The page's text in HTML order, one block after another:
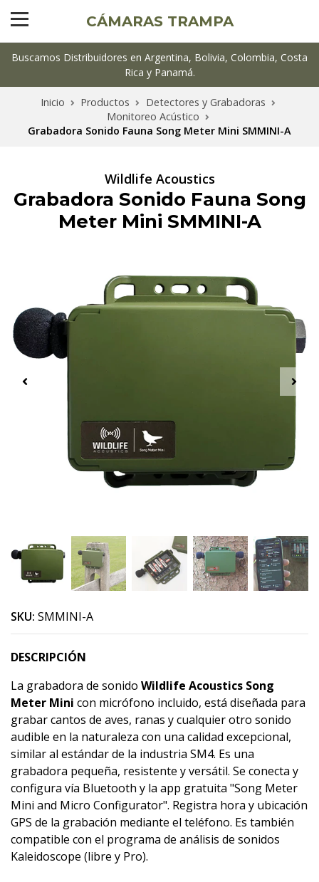
CÁMARAS TRAMPA
Buscamos Distribuidores en Argentina, Bolivia, Colombia, Costa
Rica y Panamá.
Inicio Productos
Detectores y Grabadoras
Monitoreo Acústico
Grabadora Sonido Fauna Song Meter Mini SMMINI-A
Wildlife Acoustics
Grabadora Sonido Fauna Song
Meter Mini SMMINI-A
SKU: SMMINI-A
DESCRIPCIÓN
La grabadora de sonido Wildlife Acoustics Song
Meter Mini con micrófono incluido, está diseñada para
grabar cantos de aves, ranas y cualquier otro sonido
audible en la naturaleza con una calidad excepcional,
similar al estándar de la industria SM4. Es una
grabadora pequeña, resistente y versátil. Se conecta y
configura vía Bluetooth y la app gratuita "Song Meter
Mini and Micro Configurator". Registra hora y ubicación
GPS de la grabación mediante el teléfono. Es también
compatible con el programa de análisis de sonidos
Kaleidoscope (libre y Pro).